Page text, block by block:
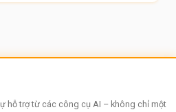
hỗ trợ từ các công cụ AI – không chỉ một